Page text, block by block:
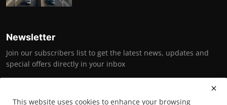
Newsletter
Join our subscribers list to get the latest news, updates and
special offers directly in your inbox
Subscribe
This website uses cookies to enhance your browsing